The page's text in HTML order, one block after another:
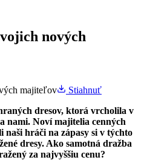
nových
Stiahnuť
dresov, ktorá vrcholila v
nami. Noví majitelia cenných
hráči na zápasy si v týchto
dresy. Ako samotná dražba
za najvyššiu cenu?